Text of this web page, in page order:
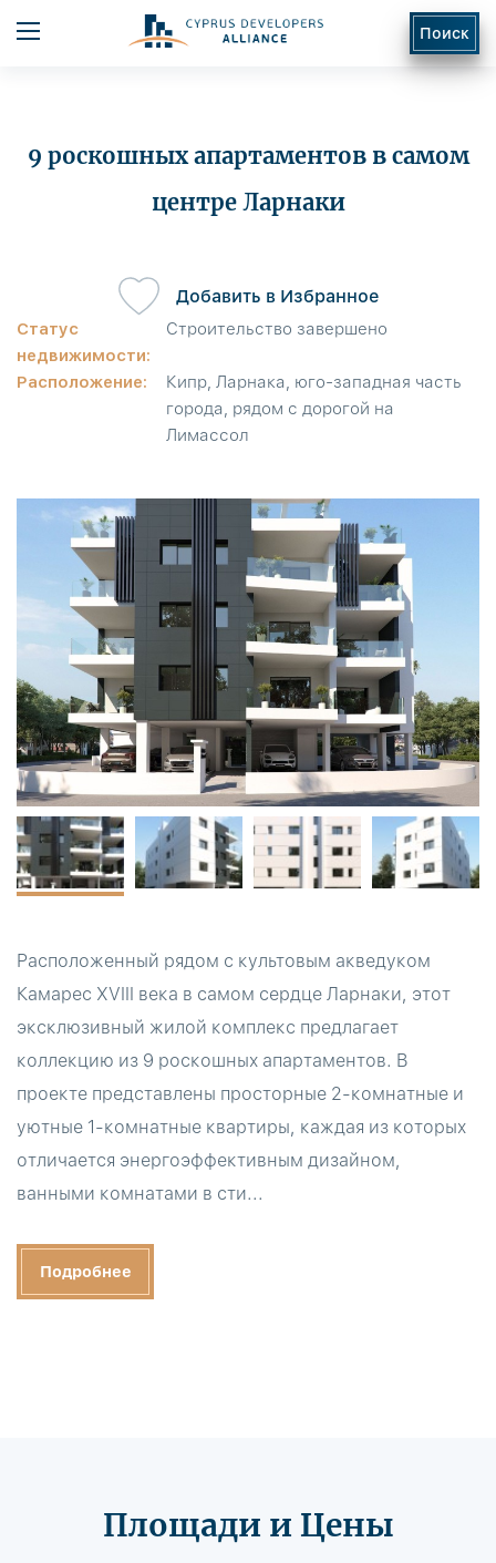
Поиск
9 роскошных апартаментов в самом
центре Ларнаки
Статус
недвижимости:
Строительство завершено
Расположение:
Кипр, Ларнака, юго-западная часть
города, рядом с дорогой на
Лимассол
Добавить в Избранное
Расположенный рядом с культовым акведуком
Камарес XVIII века в самом сердце Ларнаки, этот
эксклюзивный жилой комплекс предлагает
коллекцию из 9 роскошных апартаментов. В
проекте представлены просторные 2-комнатные и
уютные 1-комнатные квартиры, каждая из которых
отличается энергоэффективным дизайном,
ванными комнатами в сти...
Подробнее
Площади и Цены